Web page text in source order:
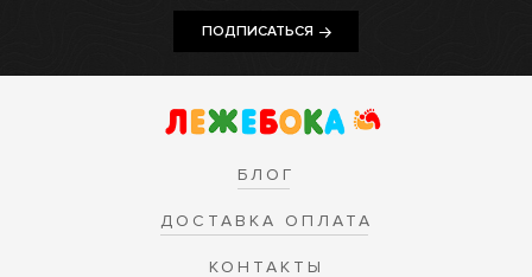
ПОДПИСАТЬСЯ
БЛОГ
ДОСТАВКА ОПЛАТА
КОНТАКТЫ